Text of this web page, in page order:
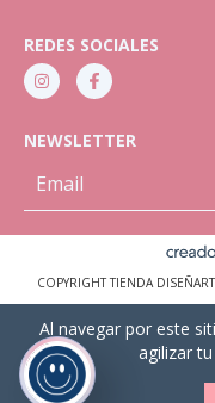
Al navegar por este
agilizar
REDES SOCIALES
NEWSLETTER
COPYRIGHT TIENDA